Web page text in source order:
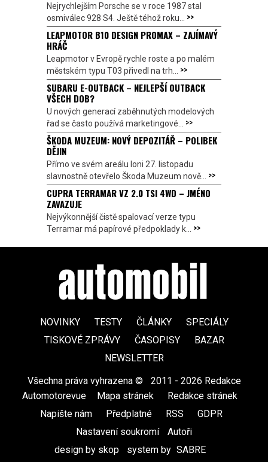
Nejrychlejším Porsche se v roce 1987 stal
osmiválec 928 S4. Ještě téhož roku... >>
LEAPMOTOR B10 DESIGN PROMAX – ZAJÍMAVÝ
HRÁČ
Leapmotor v Evropě rychle roste a po malém
městském typu T03 přivedl na trh... >>
SUBARU E-OUTBACK – NEJLEPŠÍ OUTBACK
VŠECH DOB?
U nových generací zaběhnutých modelových
řad se často používá marketingové... >>
ŠKODA MUZEUM: NOVÝ DEPOZITÁŘ – POLIBEK
DĚJIN
Přímo ve svém areálu loni 27. listopadu
slavnostně otevřelo Škoda Muzeum nově... >>
CUPRA TERRAMAR VZ 2.0 TSI 4WD – JMÉNO
ZAVAZUJE
Nejvýkonnější čistě spalovací verze typu
Terramar má papírové předpoklady k... >>
NOVINKY TESTY ČLÁNKY
SPECIÁLY
TISKOVÉ ZPRÁVY
ČASOPISY
BAZAR
NEWSLETTER
Všechna práva vyhrazena ©
2011 - 2026 Redakce
Automotorevue
Mapa stránek Redakce stránek
Napište nám
Předplatné RSS GDPR
Nastavení soukromí
Autoři
design by skop
system by SABRE